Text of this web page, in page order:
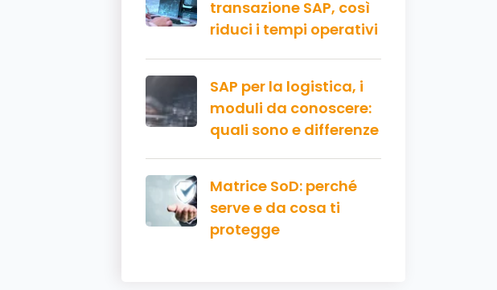
transazione SAP, così
riduci i tempi operativi
SAP per la logistica, i
moduli da conoscere:
quali sono e differenze
Matrice SoD: perché
serve e da cosa ti
protegge